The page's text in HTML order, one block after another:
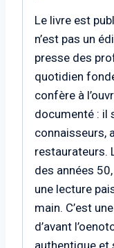
Le livre est
n’est pas un
presse des
quotidien
confère à
documenté : il
connaisseurs,
restaurateurs.
des années
une lecture
main. C’est
d’avant
authentique et